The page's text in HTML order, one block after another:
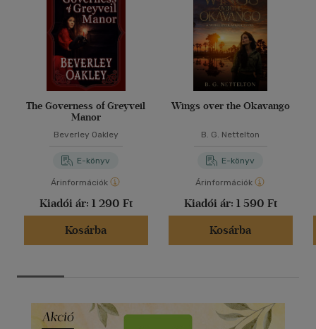
The Governess of Greyveil
Manor
Beverley Oakley
E-könyv
Árinformációk
Kiadói ár: 1 290 Ft
Kosárba
Wings over the Okavango
B. G. Nettelton
E-könyv
Árinformációk
Kiadói ár: 1 590 Ft
Kosárba